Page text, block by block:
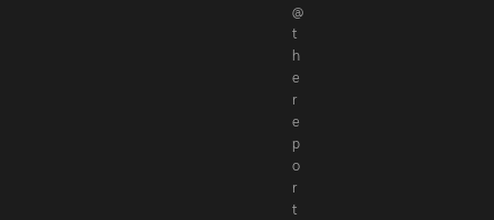
@
t
h
e
r
e
p
o
r
t